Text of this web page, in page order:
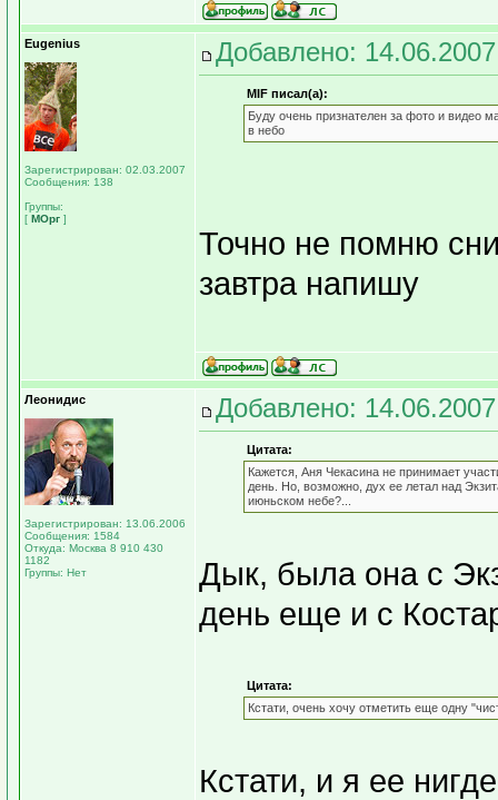
Eugenius
Зарегистрирован: 02.03.2007
Сообщения: 138
Группы:
[ МОрг ]
Добавлено:
MIF писал(а):
Буду очень признателен за фото и видео
в небо
Точно не помню
завтра напишу
Леонидис
Зарегистрирован: 13.06.2006
Сообщения: 1584
Откуда: Москва 8 910 430
1182
Группы: Нет
Добавлено:
Цитата:
Кажется, Аня Чекасина не принимает
день. Но, возможно, дух ее летал над
июньском небе?...
Дык, была она с
день еще и с
Цитата:
Кстати, очень хочу отметить еще одну
Кстати, и я ее